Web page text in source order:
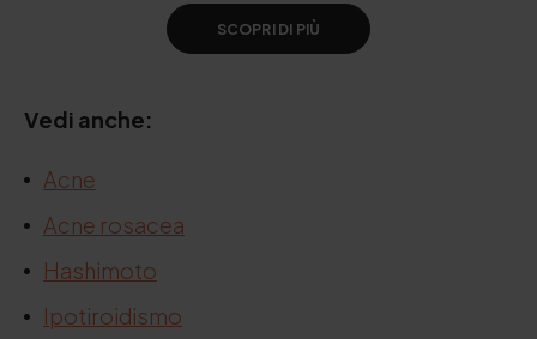
SCOPRI DI PIÙ
Vedi anche:
Acne
Acne rosacea
Hashimoto
Ipotiroidismo